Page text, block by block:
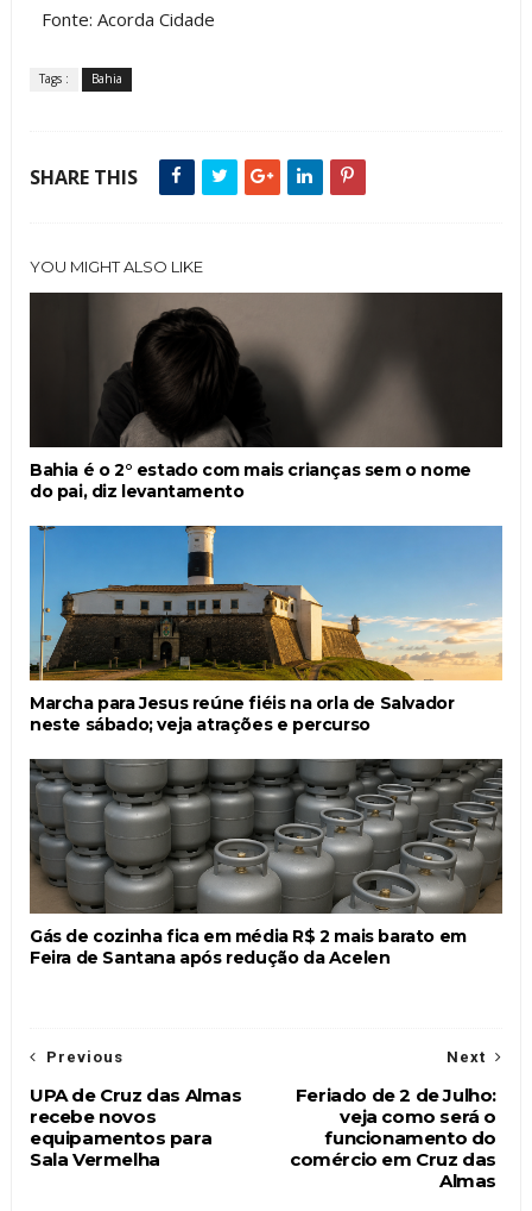
Fonte: Acorda Cidade
Tags : Bahia
SHARE THIS
YOU MIGHT ALSO LIKE
Bahia é o 2° estado com mais crianças sem o nome
do pai, diz levantamento
Marcha para Jesus reúne fiéis na orla de Salvador
neste sábado; veja atrações e percurso
Gás de cozinha fica em média R$ 2 mais barato em
Feira de Santana após redução da Acelen
Next
Feriado de 2 de Julho:
veja como será o
funcionamento do
comércio em Cruz das
Almas
Previous
UPA de Cruz das Almas
recebe novos
equipamentos para
Sala Vermelha